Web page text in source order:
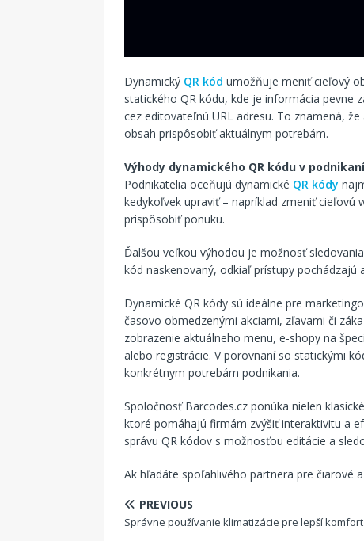
Dynamický QR kód umožňuje meniť cieľový
statického QR kódu, kde je informácia pevne
cez editovateľnú URL adresu. To znamená,
obsah prispôsobiť aktuálnym potrebám.
Výhody dynamického QR kódu v podnikaní
Podnikatelia oceňujú dynamické QR kódy
kedykoľvek upraviť – napríklad zmeniť
prispôsobiť ponuku.
Ďalšou veľkou výhodou je možnosť
kód naskenovaný, odkiaľ prístupy pochádzajú
Dynamické QR kódy sú ideálne pre
časovo obmedzenými akciami, zľavami či
zobrazenie aktuálneho menu, e-shopy na
alebo registrácie. V porovnaní so statickými
konkrétnym potrebám podnikania.
Spoločnosť Barcodes.cz ponúka nielen
ktoré pomáhajú firmám zvýšiť interaktivitu a
správu QR kódov s možnosťou editácie a
Ak hľadáte spoľahlivého partnera pre čiarové
PREVIOUS
Správne používanie klimatizácie pre lepší komfort